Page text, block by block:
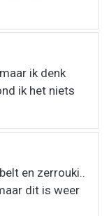
ik denk
ik het niets
en zerrouki..
dit is weer